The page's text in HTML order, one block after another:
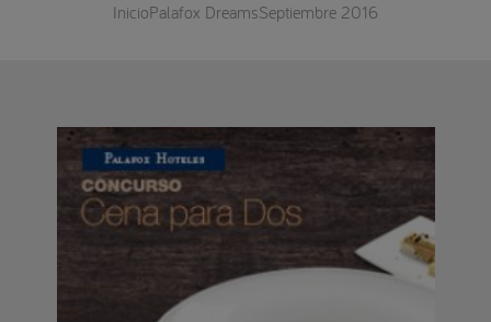
InicioPalafox DreamsSeptiembre 2016